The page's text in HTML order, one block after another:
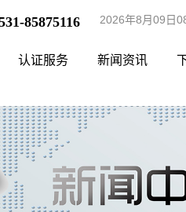
85875116 2026年8月09日
认证服务 新闻资讯